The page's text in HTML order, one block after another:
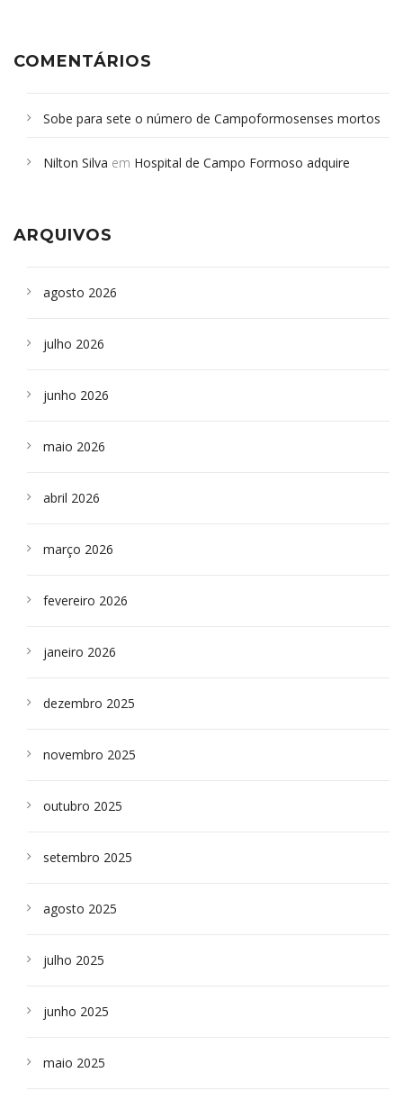
COMENTÁRIOS
Sobe para sete o número de Campoformosenses mortos
Campoformosenses que morreram em desabamentos são
Nilton Silva em Hospital de Campo Formoso adquire
ARQUIVOS
agosto 2026
julho 2026
junho 2026
maio 2026
abril 2026
março 2026
fevereiro 2026
janeiro 2026
dezembro 2025
novembro 2025
outubro 2025
setembro 2025
agosto 2025
julho 2025
junho 2025
maio 2025